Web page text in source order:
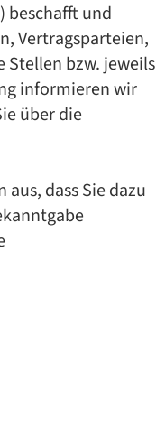
) beschafft und
Vertragsparteien,
Stellen bzw. jeweils
informieren wir
über die
dass Sie dazu